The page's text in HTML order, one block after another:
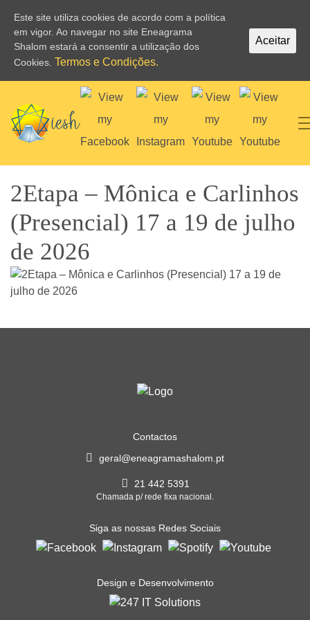
2Etapa – Mônica e Carlinhos
(Presencial) 17 a 19 de julho
de 2026
Contactos
geral@eneagramashalom.pt
21 442 5391
Chamada p/ rede fixa nacional.
Siga as nossas Redes Sociais
Design e Desenvolvimento
Este site utiliza cookies de acordo com a política
em vigor. Ao navegar no site Eneagrama
Shalom estará a consentir a utilização dos
Cookies. Termos e Condições.
Aceitar